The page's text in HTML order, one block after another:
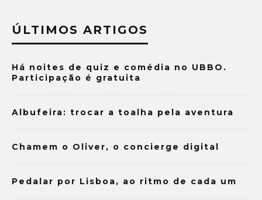
ÚLTIMOS ARTIGOS
Há noites de quiz e comédia no UBBO.
Participação é gratuita
Albufeira: trocar a toalha pela aventura
Chamem o Oliver, o concierge digital
Pedalar por Lisboa, ao ritmo de cada um